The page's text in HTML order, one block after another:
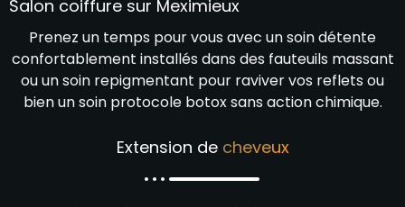
Salon coiffure sur Meximieux
Prenez un temps pour vous avec un soin détente
confortablement installés dans des fauteuils massant
ou un soin repigmentant pour raviver vos reflets ou
bien un soin protocole botox sans action chimique.
Extension de cheveux